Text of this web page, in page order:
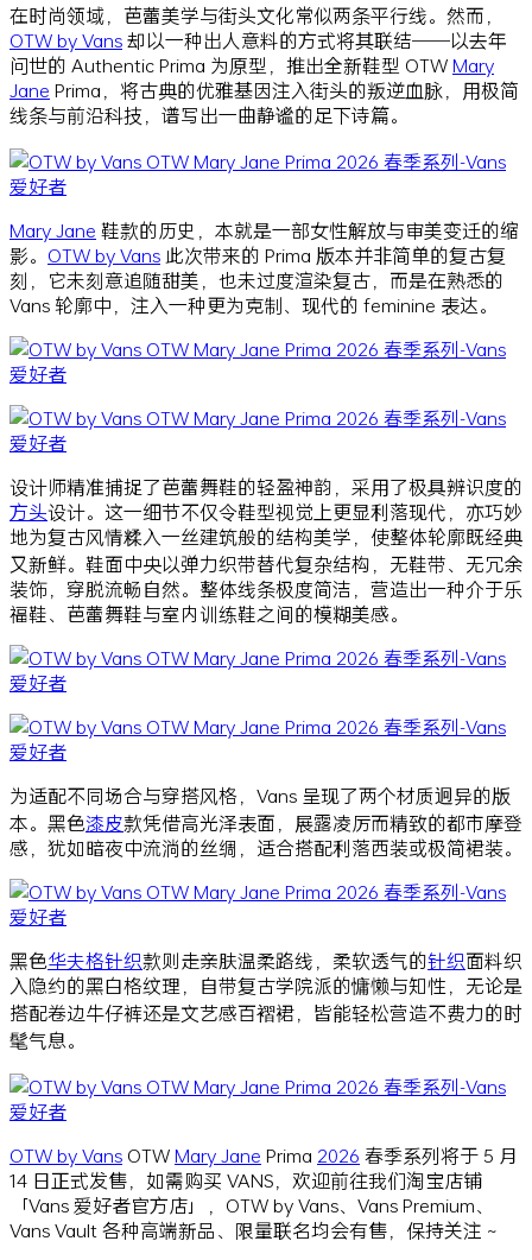
在时尚领域，芭蕾美学与街头文化常似两条平行线。然而，
OTW by Vans却以一种出人意料的方式将其联结——以去年
问世的 Authentic Prima 为原型，推出全新鞋型 OTWMary
Jane Prima，将古典的优雅基因注入街头的叛逆血脉，用极简
线条与前沿科技，谱写出一曲静谧的足下诗篇。
Mary Jane 鞋款的历史，本就是一部女性解放与审美变迁的缩
影。 OTW by Vans 此次带来的 Prima 版本并非简单的复古复
刻，它未刻意追随甜美，也未过度渲染复古，而是在熟悉的
Vans 轮廓中，注入一种更为克制、现代的 feminine 表达。
设计师精准捕捉了芭蕾舞鞋的轻盈神韵，采用了极具辨识度的
方头设计。这一细节不仅令鞋型视觉上更显利落现代，亦巧妙
地为复古风情糅入一丝建筑般的结构美学，使整体轮廓既经典
又新鲜。鞋面中央以弹力织带替代复杂结构，无鞋带、无冗余
装饰，穿脱流畅自然。整体线条极度简洁，营造出一种介于乐
福鞋、芭蕾舞鞋与室内训练鞋之间的模糊美感。
为适配不同场合与穿搭风格，Vans 呈现了两个材质迥异的版
本。黑色漆皮款凭借高光泽表面，展露凌厉而精致的都市摩登
感，犹如暗夜中流淌的丝绸，适合搭配利落西装或极简裙装。
黑色华夫格针织款则走亲肤温柔路线，柔软透气的针织面料织
入隐约的黑白格纹理，自带复古学院派的慵懒与知性，无论是
搭配卷边牛仔裤还是文艺感百褶裙，皆能轻松营造不费力的时
髦气息。
OTW by Vans OTWMary Jane Prima 2026 春季系列将于 5 月
14 日正式发售，如需购买 VANS，欢迎前往我们淘宝店铺
「Vans 爱好者官方店」，OTW by Vans、Vans Premium、
Vans Vault 各种高端新品、限量联名均会有售，保持关注 ~